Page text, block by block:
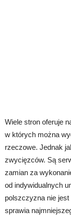
Wiele stron oferuje
w których można
rzeczowe. Jednak
zwycięzców. Są
zamian za
od indywidualnych
polszczyzna nie
sprawia